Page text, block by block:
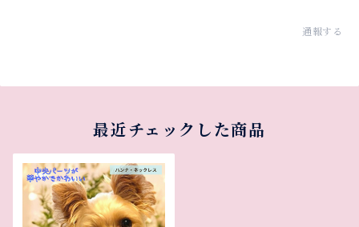
通報する
最近チェックした商品